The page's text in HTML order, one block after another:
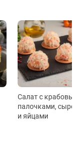
Салат с
палочками, сыром
и яйцами